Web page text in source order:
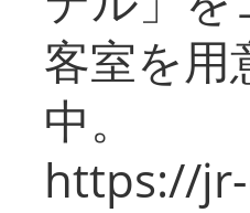
客室を用
中。
https://